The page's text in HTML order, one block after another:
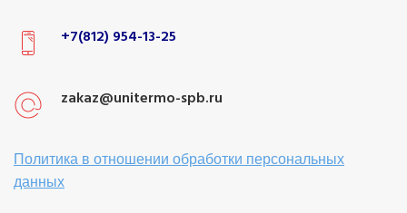
+7(812) 954-13-25
zakaz@unitermo-spb.ru
Политика в отношении обработки персональных
данных